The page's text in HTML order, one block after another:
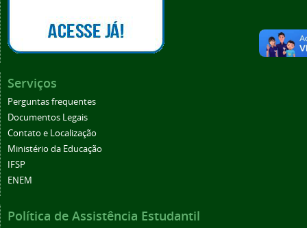
Serviços
Perguntas frequentes
Documentos Legais
Contato e Localização
Ministério da Educação
IFSP
ENEM
Política de Assistência Estudantil